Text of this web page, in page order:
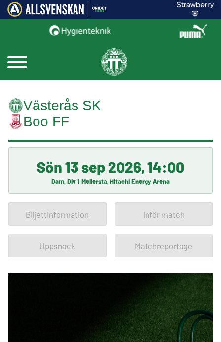
Västerås SK
Boo FF
Sön 13 sep 2026, 14:00
Dam, Div 1 Mellersta, Hitachi Energy Arena
Biljettinformation Inför match
Uppsnack Matchreportage